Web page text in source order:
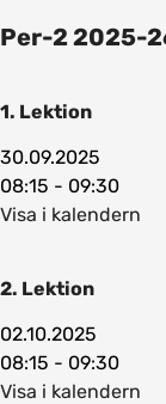
Per-2 2025-
1. Lektion
30.09.2025
08:15 - 09:30
Visa i kalendern
2. Lektion
02.10.2025
08:15 - 09:30
Visa i kalendern